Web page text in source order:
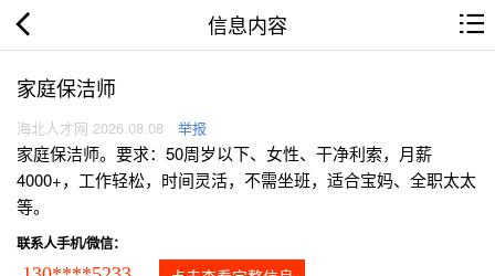
信息内容
家庭保洁师
海北人才网 2026.08.08 举报
家庭保洁师。要求：50周岁以下、女性、干净利索，月薪
4000+，工作轻松，时间灵活，不需坐班，适合宝妈、全职太太
等。
联系人手机/微信：